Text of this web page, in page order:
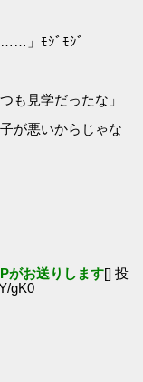
……」ﾓｼﾞﾓｼﾞ
も見学だったな」
が悪いからじゃな
がお送りします[] 投
gK0